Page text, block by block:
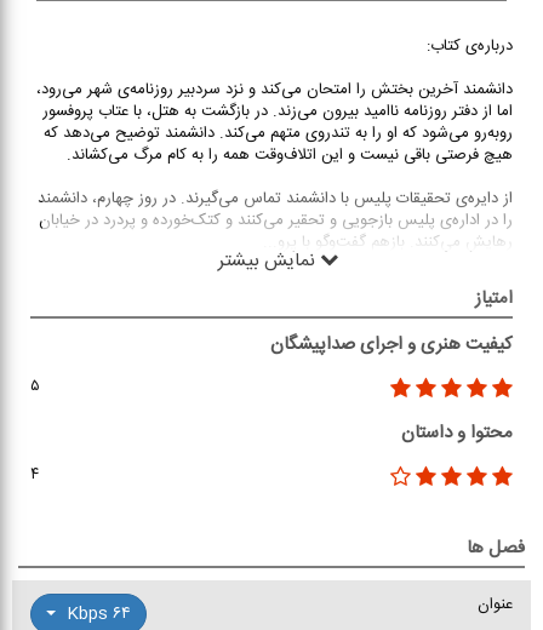
درباره‌ی کتاب:
دانشمند آخرین بختش را امتحان می‌کند و نزد سردبیر روزنامه‌‌ی شهر می‌رود،
اما از دفتر روزنامه ناامید بیرون می‌‌زند. در بازگشت به هتل، با عتاب پروفسور
روبه‌‌رو می‌شود که او را به تندروی متهم می‌کند. دانشمند توضیح می‌دهد که
هیچ فرصتی باقی نیست و این اتلاف‌وقت همه را به کام مرگ می‌کشاند.
از دایره‌‌ی تحقیقات پلیس با دانشمند تماس می‌گیرند. در روز چهارم، دانشمند
را در اداره‌‌ی پلیس بازجویی و تحقیر می‌کنند و کتک‌خورده و پردرد در خیابان
رهایش می‌کنند. بازهم گفت‌و‌گو با پرو
نمایش بیشتر
امتیاز
کیفیت هنری و اجرای صداپیشگان
۵
محتوا و داستان
۴
فصل ها
عنوان ۶۴ Kbps